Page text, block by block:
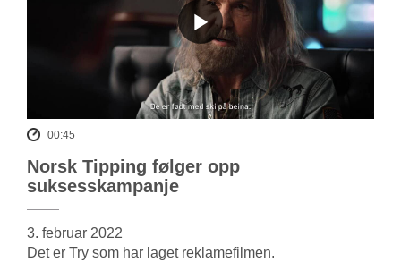
00:45
Norsk Tipping følger opp
suksesskampanje
3. februar 2022
Det er Try som har laget reklamefilmen.